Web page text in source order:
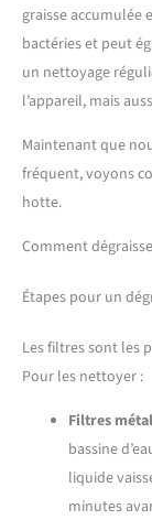
graisse accumulée
bactéries et peut
un nettoyage
l’appareil, mais
Maintenant que
fréquent, voyons
hotte.
Comment
Étapes pour un
Les filtres sont les
Pour les nettoyer :
Filtres
bassine
liquide
minutes